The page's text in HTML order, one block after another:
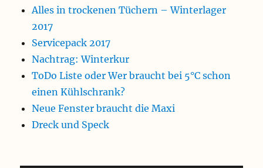
Alles in trockenen Tüchern – Winterlager
2017
Servicepack 2017
Nachtrag: Winterkur
ToDo Liste oder Wer braucht bei 5°C schon
einen Kühlschrank?
Neue Fenster braucht die Maxi
Dreck und Speck